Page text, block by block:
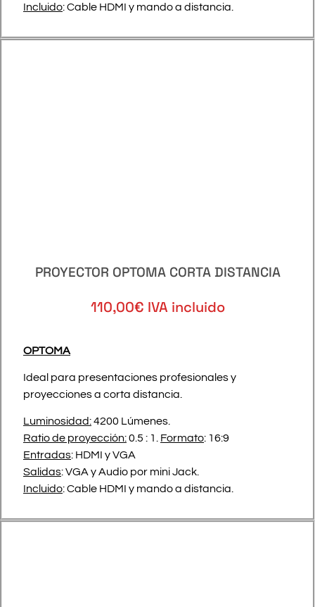
Incluido: Cable HDMI y mando a distancia.
PROYECTOR OPTOMA CORTA DISTANCIA
110,00€ IVA incluido
OPTOMA
Ideal para presentaciones profesionales y
proyecciones a corta distancia.
Luminosidad:4200 Lúmenes.
Ratio de proyección:0.5 : 1. Formato: 16:9
Entradas: HDMI y VGA
Salidas: VGA y Audio por mini Jack.
Incluido: Cable HDMI y mando a distancia.